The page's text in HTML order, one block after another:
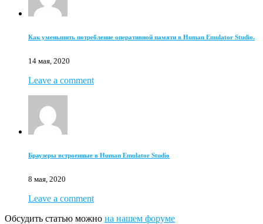
Как уменьшить потребление оперативной памяти в Human Emulator Studio.
14 мая, 2020
Leave a comment
Браузеры встроенные в Human Emulator Studio
8 мая, 2020
Leave a comment
Обсудить статью можно на нашем форуме